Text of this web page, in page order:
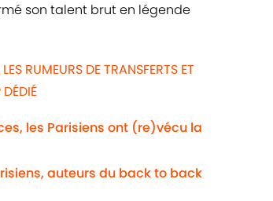
son talent brut en légende
RUMEURS DE TRANSFERTS ET
les Parisiens ont (re)vécu la
auteurs du back to back